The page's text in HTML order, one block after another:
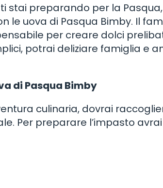
stai preparando per la
le uova di Pasqua Bimby. Il
per creare dolci
potrai deliziare famiglia e
di Pasqua Bimby
culinaria, dovrai
Per preparare l’impasto